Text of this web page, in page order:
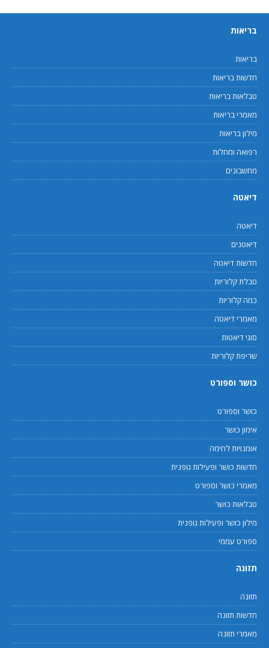
בריאות
בריאות
חדשות בריאות
טבלאות בריאות
מאמרי בריאות
מילון בריאות
רפואה ומחלות
מחשבונים
דיאטה
דיאטה
דיאטנים
חדשות דיאטה
טבלת קלוריות
כמה קלוריות
מאמרי דיאטה
סוגי דיאטות
שריפת קלוריות
כושר וספורט
כושר וספורט
אימון כושר
אומנויות לחימה
חדשות כושר ופעילות גופנית
מאמרי כושר וספורט
טבלאות כושר
מילון כושר ופעילות גופנית
ספורט עממי
תזונה
תזונה
חדשות תזונה
מאמרי תזונה